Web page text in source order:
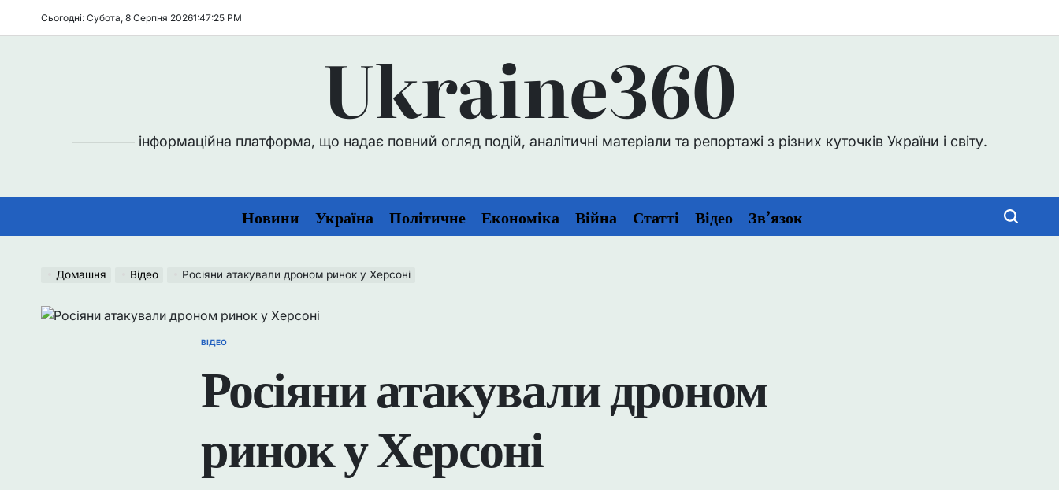
Сьогодні: Субота, 8 Серпня 20261:47:26 PM
Ukraine360
інформаційна платформа, що надає повний огляд подій, аналітичні матеріали та репортажі з різних куточків України і світу.
Новини Україна Політичне Економіка Війна Статті Відео Зв’язок
Домашня Відео Росіяни атакували дроном ринок у Херсоні
ОПУБЛІКУВАТИ
ВІДЕО
Росіяни атакували дроном
ринок у Херсоні